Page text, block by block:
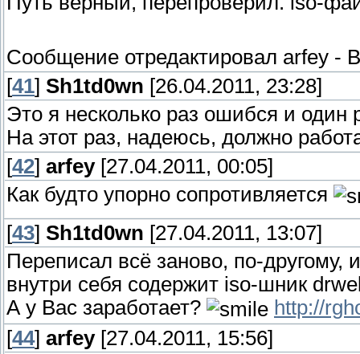
Сообщение отредактировал arfey -
[41] Sh1td0wn [26.04.2011, 23:28]
Это я несколько раз ошибся и один
На этот раз, надеюсь, должно
[42] arfey[27.04.2011, 00:05]
Как будто упорно сопротивляется
[43] Sh1td0wn [27.04.2011, 13:07]
Переписал всё заново, по-другому,
внутри себя содержит iso-шник
А у Вас заработает?
http://
[44] arfey[27.04.2011, 15:56]